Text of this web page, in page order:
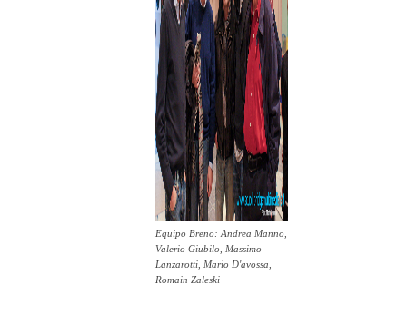
Equipo Breno: Andrea Manno,
Valerio Giubilo, Massimo
Lanzarotti, Mario D'avossa,
Romain Zaleski